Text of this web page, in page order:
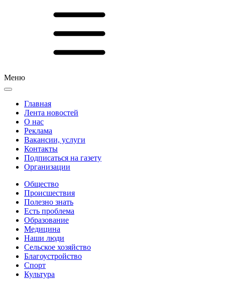
Меню
Главная
Лента новостей
О нас
Реклама
Вакансии, услуги
Контакты
Подписаться на газету
Организации
Общество
Происшествия
Полезно знать
Есть проблема
Образование
Медицина
Наши люди
Сельское хозяйство
Благоустройство
Спорт
Культура